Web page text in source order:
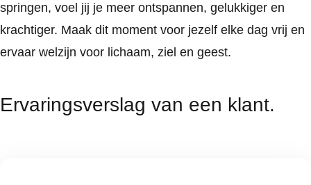
springen, voel jij je meer ontspannen, gelukkiger en
krachtiger. Maak dit moment voor jezelf elke dag vrij en
ervaar welzijn voor lichaam, ziel en geest.
Ervaringsverslag van een klant.